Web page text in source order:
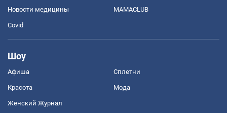
Новости медицины MAMACLUB
Covid
Шоу
Афиша Сплетни
Красота Мода
Женский Журнал